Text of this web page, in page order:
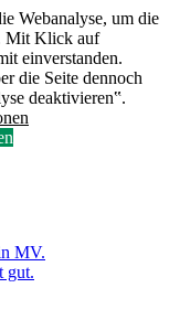
Webanalyse, um die
Mit Klick auf
einverstanden.
die Seite dennoch
deaktivieren‟.